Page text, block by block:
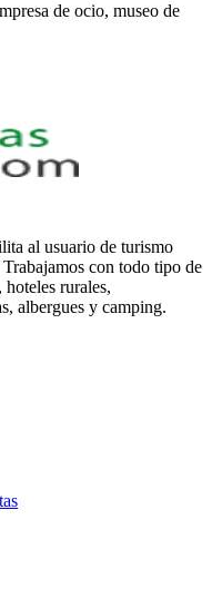
de ocio, museo de
al usuario de turismo
con todo tipo de
hoteles rurales,
albergues y camping.